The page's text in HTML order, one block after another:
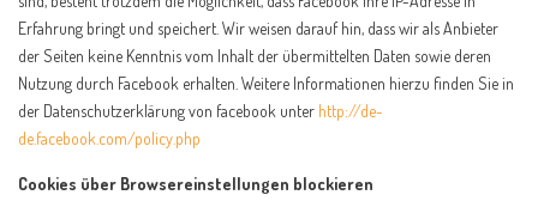
Erfahrung bringt und speichert. Wir weisen darauf hin, dass wir als Anbieter
der Seiten keine Kenntnis vom Inhalt der übermittelten Daten sowie deren
Nutzung durch Facebook erhalten. Weitere Informationen hierzu finden Sie in
der Datenschutzerklärung von facebook unter http://de-
de.facebook.com/policy.php
Cookies über Browsereinstellungen blockieren